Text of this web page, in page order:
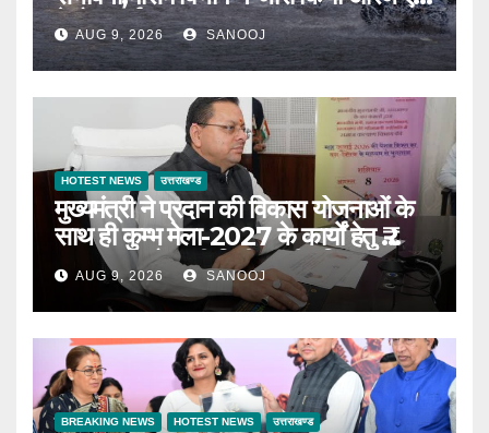
येलो अलर्ट
AUG 9, 2026 SANOOJ
HOTEST NEWS उत्तराखण्ड
मुख्यमंत्री ने प्रदान की विकास योजनाओं के
साथ ही कुम्भ मेला-2027 के कार्यों हेतु ₹
80.96 करोड़ की वित्तीय स्वीकृति
AUG 9, 2026 SANOOJ
BREAKING NEWS HOTEST NEWS उत्तराखण्ड